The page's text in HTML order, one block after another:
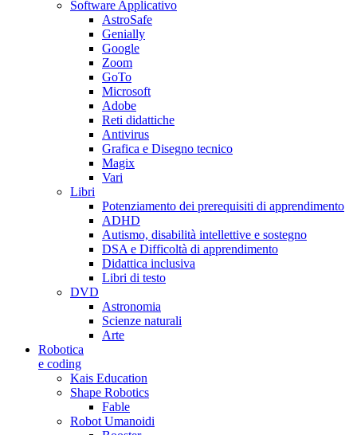
Software Applicativo
AstroSafe
Genially
Google
Zoom
GoTo
Microsoft
Adobe
Reti didattiche
Antivirus
Grafica e Disegno tecnico
Magix
Vari
Libri
Potenziamento dei prerequisiti di apprendimento
ADHD
Autismo, disabilità intellettive e sostegno
DSA e Difficoltà di apprendimento
Didattica inclusiva
Libri di testo
DVD
Astronomia
Scienze naturali
Arte
Robotica
e coding
Kais Education
Shape Robotics
Fable
Robot Umanoidi